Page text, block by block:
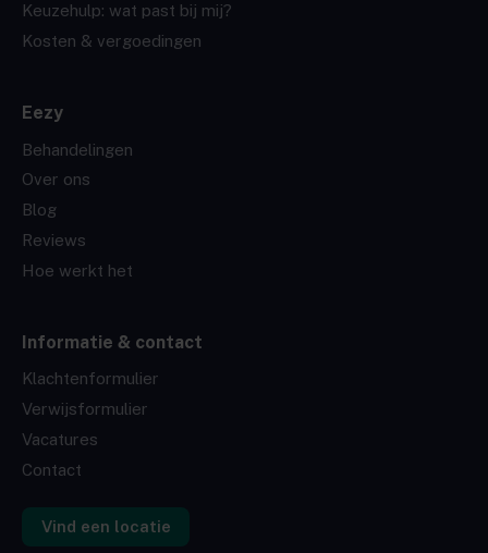
Keuzehulp: wat past bij mij?
Kosten & vergoedingen
Eezy
Behandelingen
Over ons
Blog
Reviews
Hoe werkt het
Informatie & contact
Klachtenformulier
Verwijsformulier
Vacatures
Contact
Vind een locatie